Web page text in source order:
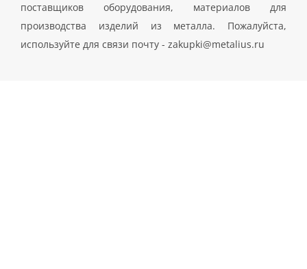
поставщиков оборудования, материалов для
производства изделий из металла. Пожалуйста,
используйте для связи почту - zakupki@metalius.ru